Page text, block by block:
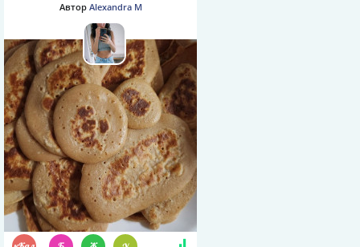
Автор Alexandra M